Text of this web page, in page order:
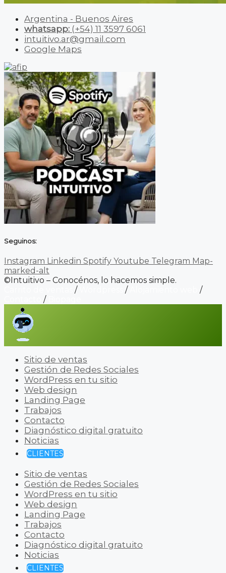
Argentina - Buenos Aires
whatsapp: (+54) 11 3597 6061
intuitivo.ar@gmail.com
Google Maps
Seguinos:
Instagram Linkedin Spotify Youtube Telegram Map-
marked-alt
©Intuitivo – Conocénos, lo hacemos simple.
/ /
/
/
Sitio de ventas
Gestión de Redes Sociales
WordPress en tu sitio
Web design
Landing Page
Trabajos
Contacto
Diagnóstico digital gratuito
Noticias
CLIENTES
Sitio de ventas
Gestión de Redes Sociales
WordPress en tu sitio
Web design
Landing Page
Trabajos
Contacto
Diagnóstico digital gratuito
Noticias
CLIENTES